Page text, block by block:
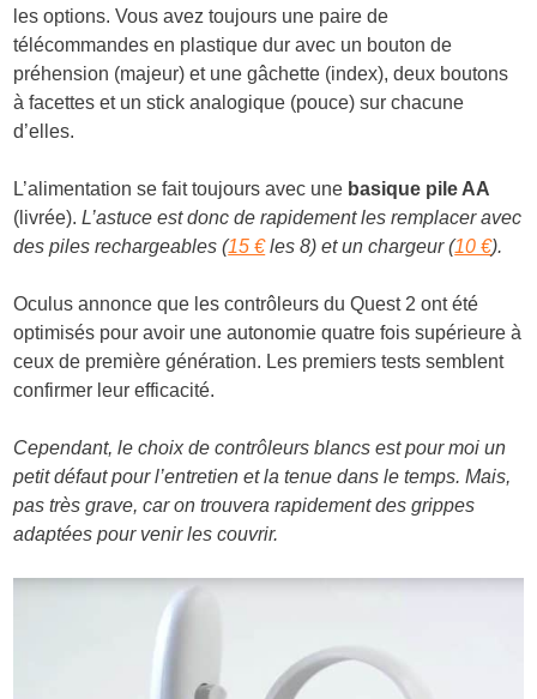
les options. Vous avez toujours une paire de
télécommandes en plastique dur avec un bouton de
préhension (majeur) et une gâchette (index), deux boutons
à facettes et un stick analogique (pouce) sur chacune
d’elles.
L’alimentation se fait toujours avec une basique pile AA
(livrée). L’astuce est donc de rapidement les remplacer avec
des piles rechargeables (15 €les 8) et un chargeur (10 €).
Oculus annonce que les contrôleurs du Quest 2 ont été
optimisés pour avoir une autonomie quatre fois supérieure à
ceux de première génération. Les premiers tests semblent
confirmer leur efficacité.
Cependant, le choix de contrôleurs blancs est pour moi un
petit défaut pour l’entretien et la tenue dans le temps. Mais,
pas très grave, car on trouvera rapidement des grippes
adaptées pour venir les couvrir.